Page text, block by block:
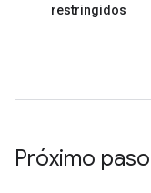
restringidos
Próximo paso